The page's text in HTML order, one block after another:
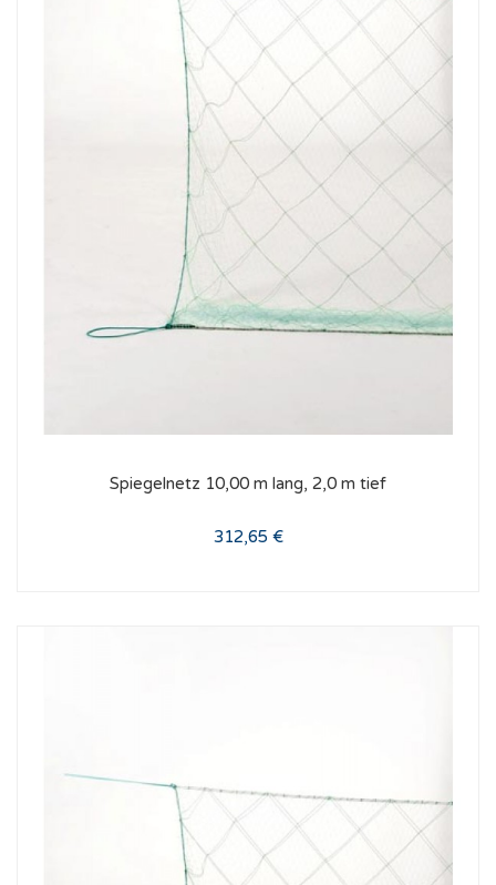
Spiegelnetz 10,00 m lang, 2,0 m tief
312,65 €